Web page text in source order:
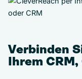
Verbinden
Ihrem